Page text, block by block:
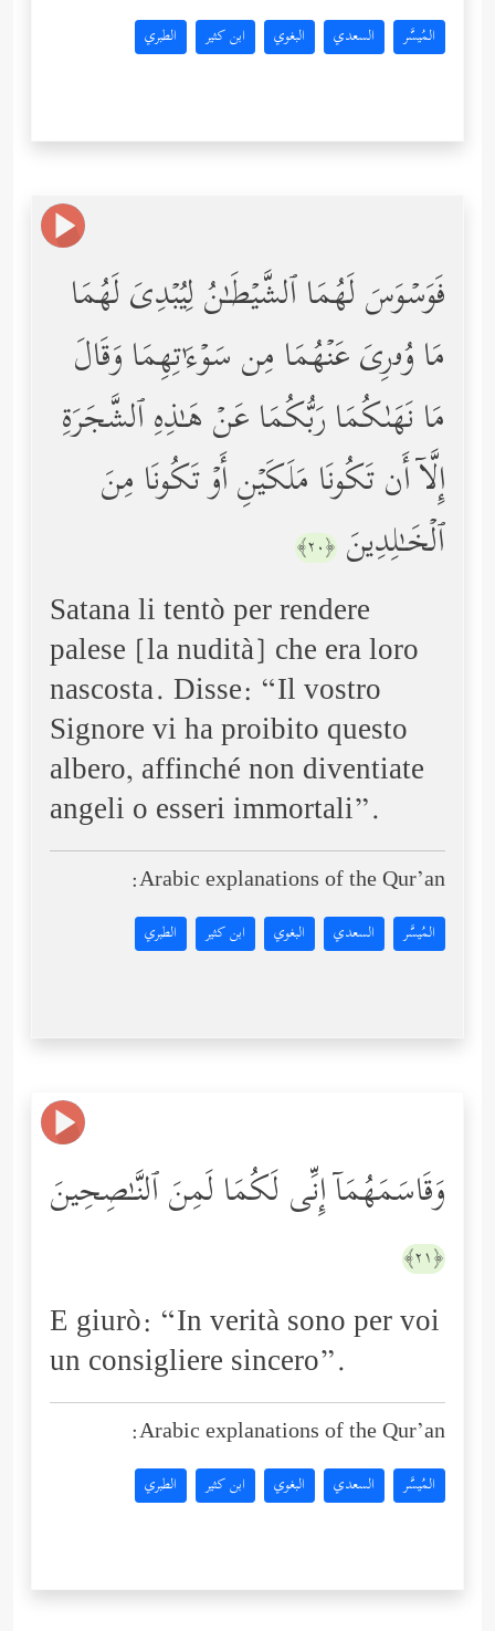
المُيسَّر السعدي البغوي ابن كثير الطبري
فَوَسۡوَسَ لَهُمَا ٱلشَّیۡطَـٰنُ لِیُبۡدِیَ لَهُمَا
مَا وُۥرِیَ عَنۡهُمَا مِن سَوۡءَ ٰ⁠ تِهِمَا وَقَالَ
مَا نَهَىٰكُمَا رَبُّكُمَا عَنۡ هَـٰذِهِ ٱلشَّجَرَةِ
إِلَّاۤ أَن تَكُونَا مَلَكَیۡنِ أَوۡ تَكُونَا مِنَ
ٱلۡخَـٰلِدِینَ ﴿٢٠﴾
Satana li tentò per rendere
palese [la nudità] che era loro
nascosta. Disse: “Il vostro
Signore vi ha proibito questo
albero, affinché non diventiate
angeli o esseri immortali”.
Arabic explanations of the Qur’an:
المُيسَّر السعدي البغوي ابن كثير الطبري
وَقَاسَمَهُمَاۤ إِنِّی لَكُمَا لَمِنَ ٱلنَّـٰصِحِینَ
﴿٢١﴾
E giurò: “In verità sono per voi
un consigliere sincero”.
Arabic explanations of the Qur’an:
المُيسَّر السعدي البغوي ابن كثير الطبري